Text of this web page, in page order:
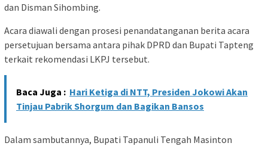
dan Disman Sihombing.
Acara diawali dengan prosesi penandatanganan berita acara
persetujuan bersama antara pihak DPRD dan Bupati Tapteng
terkait rekomendasi LKPJ tersebut.
Baca Juga : Hari Ketiga di NTT, Presiden Jokowi Akan
Tinjau Pabrik Shorgum dan Bagikan Bansos
Dalam sambutannya, Bupati Tapanuli Tengah Masinton